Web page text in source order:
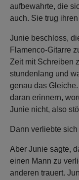
aufbewahrte, die
auch. Sie trug
Junie beschloss,
Flamenco-Gitarre
Zeit mit Schreiben
stundenlang und
genau das
daran erinnern,
Junie nicht, also
Dann verliebte
Aber Junie sagte,
einen Mann zu
anderen trauert.